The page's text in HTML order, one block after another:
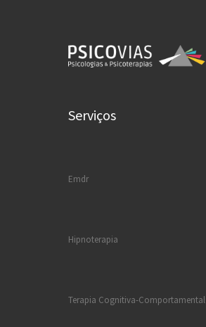
Serviços
Emdr
Hipnoterapia
Terapia Cognitiva-Comportamental